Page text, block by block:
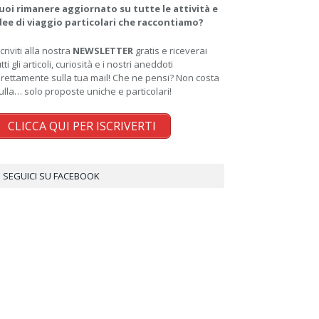
rimanere aggiornato su tutte le attività e
di viaggio particolari che raccontiamo?
alla nostra NEWSLETTER gratis e riceverai
gli articoli, curiosità e i nostri aneddoti
sulla tua mail! Che ne pensi? Non costa
solo proposte uniche e particolari!
CLICCA QUI PER ISCRIVERTI
SEGUICI SU FACEBOOK